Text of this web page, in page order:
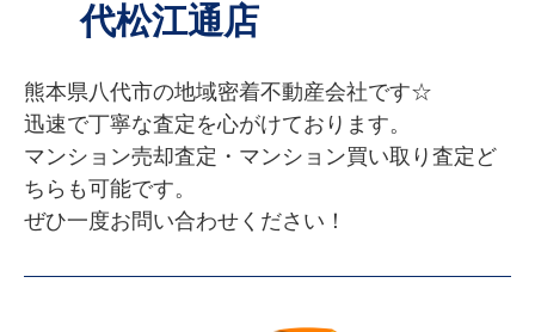
代松江通店
熊本県八代市の地域密着不動産会社です☆
迅速で丁寧な査定を心がけております。
マンション売却査定・マンション買い取り査定ど
ちらも可能です。
ぜひ一度お問い合わせください！